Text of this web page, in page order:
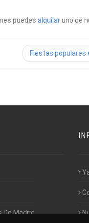
puedes alquilaruno de
Fiestas populares
De Madrid